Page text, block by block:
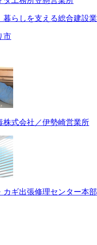
暮らしを支える総合建設業
市
株式会社／伊勢崎営業所
カギ出張修理センター本部